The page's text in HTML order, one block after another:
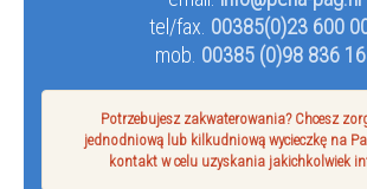
tel/fax. 00385(0)23 600
mob. 00385 (0)98 836
Potrzebujesz zakwaterowania? Chcesz
jednodniową lub kilkudniową wycieczkę na
kontakt w celu uzyskania jakichkolwiek